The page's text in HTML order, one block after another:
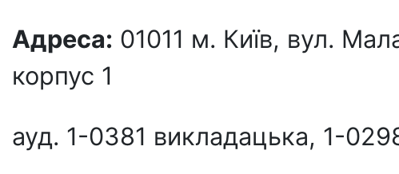
Адреса: 01011 м. Київ, вул.
корпус 1
ауд. 1-0381 викладацька, 1-